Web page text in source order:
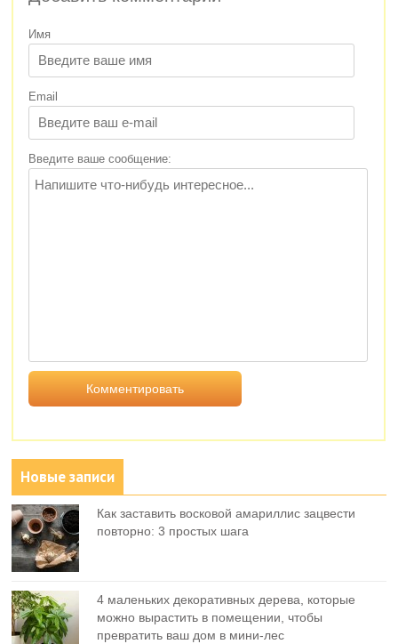
Имя
Email
Введите ваше сообщение:
Новые записи
Как заставить восковой амариллис зацвести
повторно: 3 простых шага
4 маленьких декоративных дерева, которые
можно вырастить в помещении, чтобы
превратить ваш дом в мини-лес